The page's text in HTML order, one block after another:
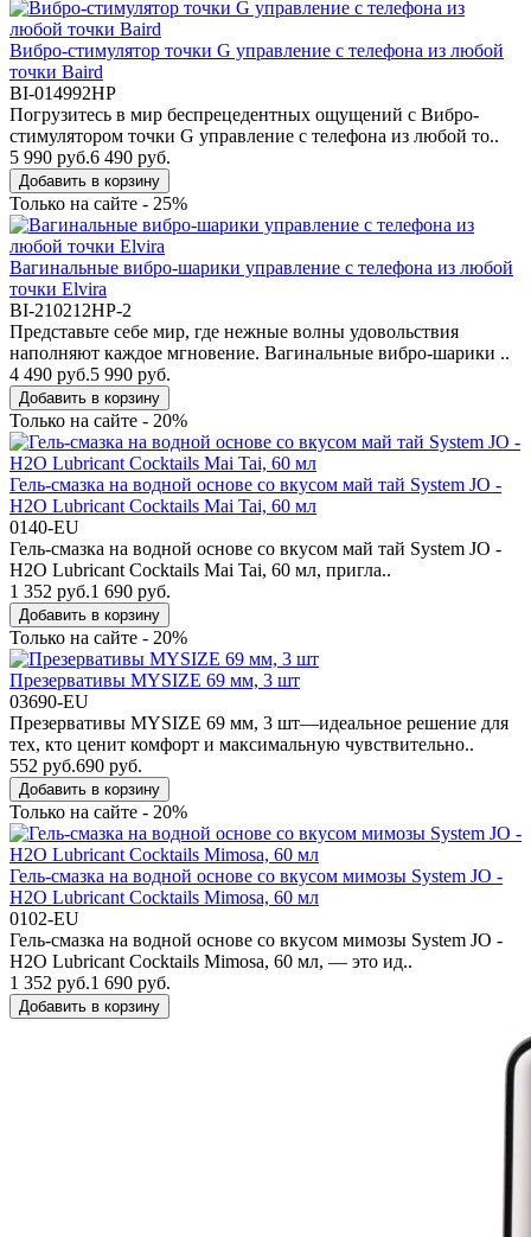
Вибро-стимулятор точки G управление с телефона из любой
точки Baird
BI-014992HP
Погрузитесь в мир беспрецедентных ощущений с Вибро-
стимулятором точки G управление с телефона из любой то..
5 990 руб.6 490 руб.
Добавить в корзину
Только на сайте - 25%
Вагинальные вибро-шарики управление с телефона из любой
точки Elvira
BI-210212HP-2
Представьте себе мир, где нежные волны удовольствия
наполняют каждое мгновение. Вагинальные вибро-шарики ..
4 490 руб.5 990 руб.
Добавить в корзину
Только на сайте - 20%
Гель-смазка на водной основе со вкусом май тай System JO -
H2O Lubricant Cocktails Mai Tai, 60 мл
0140-EU
Гель-смазка на водной основе со вкусом май тай System JO -
H2O Lubricant Cocktails Mai Tai, 60 мл, пригла..
1 352 руб.1 690 руб.
Добавить в корзину
Только на сайте - 20%
Презервативы MYSIZE 69 мм, 3 шт
03690-EU
Презервативы MYSIZE 69 мм, 3 шт—идеальное решение для
тех, кто ценит комфорт и максимальную чувствительно..
552 руб.690 руб.
Добавить в корзину
Только на сайте - 20%
Гель-смазка на водной основе со вкусом мимозы System JO -
H2O Lubricant Cocktails Mimosa, 60 мл
0102-EU
Гель-смазка на водной основе со вкусом мимозы System JO -
H2O Lubricant Cocktails Mimosa, 60 мл, — это ид..
1 352 руб.1 690 руб.
Добавить в корзину